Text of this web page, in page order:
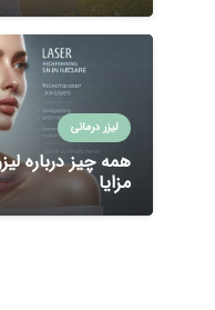
لیزر درمانی
همه چیز درباره
مزایا